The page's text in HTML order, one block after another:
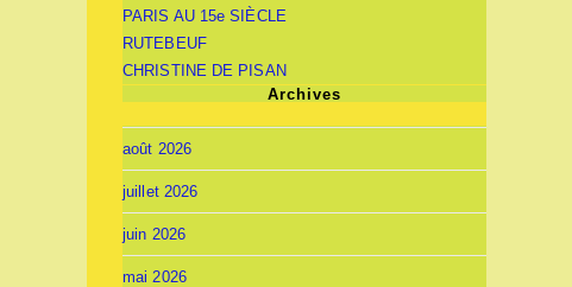
PARIS AU 15e SIÈCLE
RUTEBEUF
CHRISTINE DE PISAN
Archives
août 2026
juillet 2026
juin 2026
mai 2026